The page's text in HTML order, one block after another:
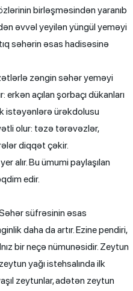
birləşməsindən yaranıb
əvvəl yeyilən yüngül yeməyi
səhərin əsas hadisəsinə
zəngin səhər yeməyi
açılan şorbaçı dükanları
istəyənlərə ürəkdolusu
olur: təzə tərəvəzlər,
diqqət çəkir.
alır. Bu ümumi paylaşılan
edir.
süfrəsinin əsas
daha da artır. Ezine pendiri,
bir neçə nümunəsidir. Zeytun
yağı istehsalında ilk
zeytunlar, adətən zeytun